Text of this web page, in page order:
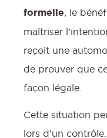
formelle, le
maîtriser
reçoit une
de prouver que
façon légale.
Cette situation
lors d’un contrôle.